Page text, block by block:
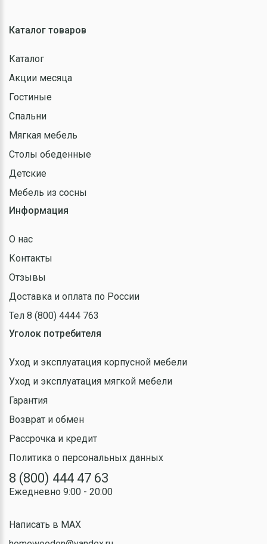
Каталог товаров
Каталог
Акции месяца
Гостиные
Спальни
Мягкая мебель
Столы обеденные
Детские
Мебель из сосны
Информация
О нас
Контакты
Отзывы
Доставка и оплата по России
Тел 8 (800) 4444 763
Уголок потребителя
Уход и эксплуатация корпусной мебели
Уход и эксплуатация мягкой мебели
Гарантия
Возврат и обмен
Рассрочка и кредит
Политика о персональных данных
8 (800) 444 47 63
Ежедневно 9:00 - 20:00
Написать в MAX